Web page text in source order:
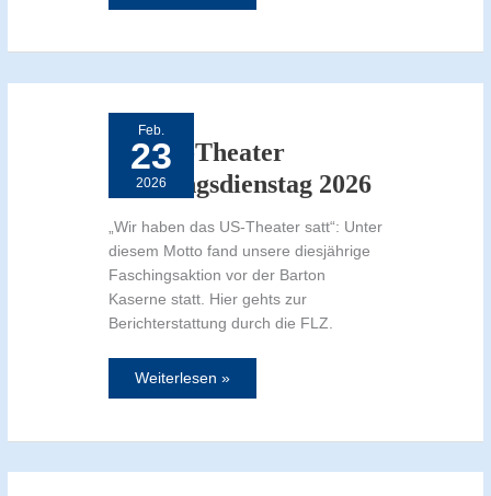
Feb.
23
2026
Trump-Theater
Faschingsdienstag 2026
„Wir haben das US-Theater satt“: Unter
diesem Motto fand unsere diesjährige
Faschingsaktion vor der Barton
Kaserne statt. Hier gehts zur
Berichterstattung durch die FLZ.
Faschingsdienstag
2026
Weiterlesen »